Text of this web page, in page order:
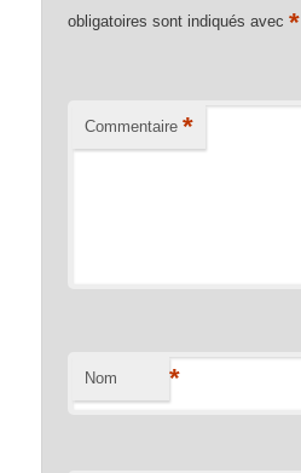
obligatoires sont indiqués avec*
Commentaire *
Nom *